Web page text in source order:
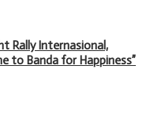
Rally Internasional,
to Banda for Happiness”